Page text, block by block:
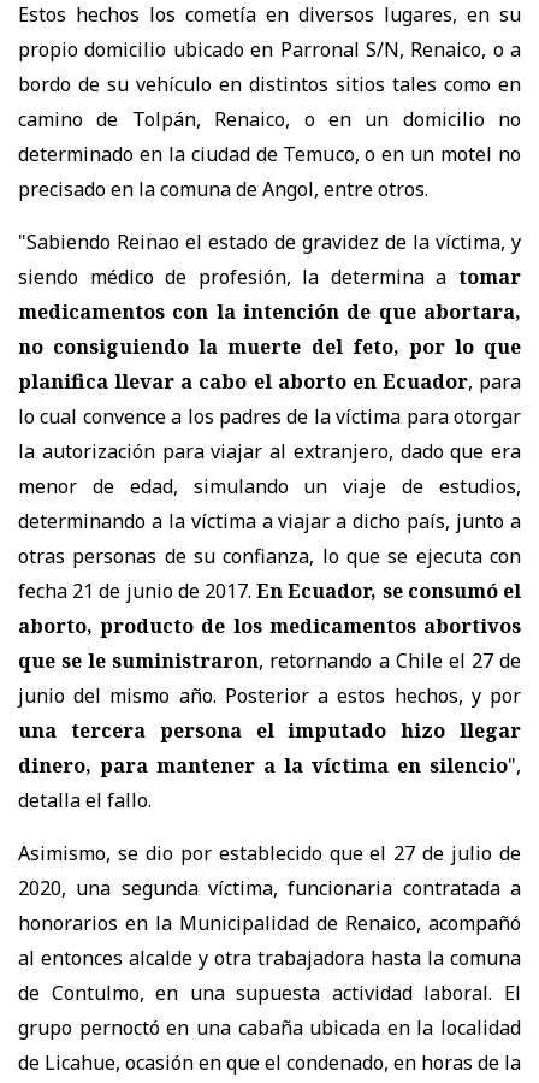
Estos hechos los cometía en diversos lugares, en su
propio domicilio ubicado en Parronal S/N, Renaico, o a
bordo de su vehículo en distintos sitios tales como en
camino de Tolpán, Renaico, o en un domicilio no
determinado en la ciudad de Temuco, o en un motel no
precisado en la comuna de Angol, entre otros.
"Sabiendo Reinao el estado de gravidez de la víctima, y
siendo médico de profesión, la determina a tomar
medicamentos con la intención de que abortara,
no consiguiendo la muerte del feto, por lo que
planifica llevar a cabo el aborto en Ecuador, para
lo cual convence a los padres de la víctima para otorgar
la autorización para viajar al extranjero, dado que era
menor de edad, simulando un viaje de estudios,
determinando a la víctima a viajar a dicho país, junto a
otras personas de su confianza, lo que se ejecuta con
fecha 21 de junio de 2017.En Ecuador, se consumó el
aborto, producto de los medicamentos abortivos
que se le suministraron, retornando a Chile el 27 de
junio del mismo año. Posterior a estos hechos, y por
una tercera persona el imputado hizo llegar
dinero, para mantener a la víctima en silencio",
detalla el fallo.
Asimismo, se dio por establecido que el 27 de julio de
2020, una segunda víctima, funcionaria contratada a
honorarios en la Municipalidad de Renaico, acompañó
al entonces alcalde y otra trabajadora hasta la comuna
de Contulmo, en una supuesta actividad laboral. El
grupo pernoctó en una cabaña ubicada en la localidad
de Licahue, ocasión en que el condenado, en horas de la